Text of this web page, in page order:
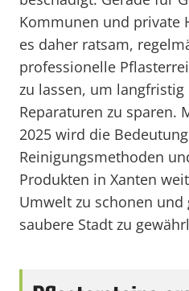
Kommunen und private
es daher ratsam,
professionelle
zu lassen, um
Reparaturen zu sparen.
2025 wird die
Reinigungsmethoden
Produkten in Xanten
Umwelt zu schonen und
saubere Stadt zu